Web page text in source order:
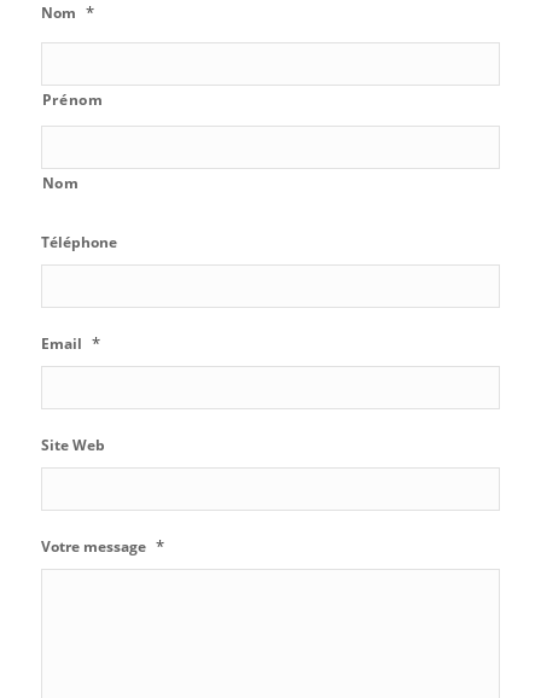
Nom *
Prénom
Nom
Téléphone
Email *
Site Web
Votre message *